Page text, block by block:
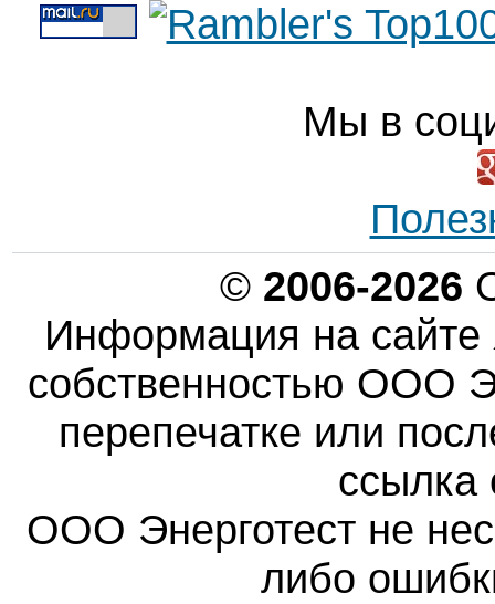
Мы в
© 2006-2026
Информация на сайте
собственностью ООО
перепечатке или
ссылка
ООО Энерготест не
либо